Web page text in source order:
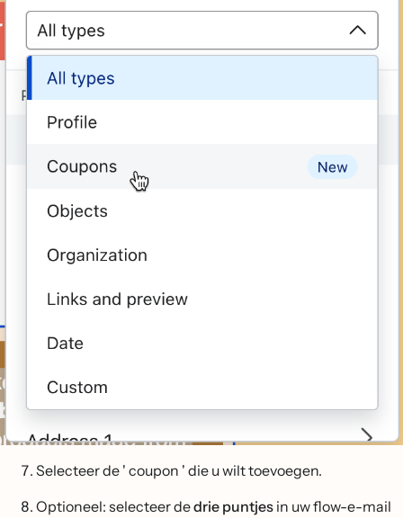
Selecteer de ' coupon ' die u wilt toevoegen.
Optioneel: selecteer dedrie puntjes in uw flow-e-mail